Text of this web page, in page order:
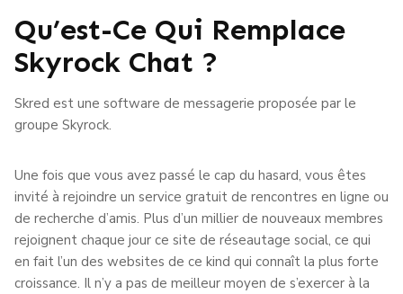
Qu’est-Ce Qui Remplace
Skyrock Chat ?
Skred est une software de messagerie proposée par le
groupe Skyrock.
Une fois que vous avez passé le cap du hasard, vous êtes
invité à rejoindre un service gratuit de rencontres en ligne ou
de recherche d’amis. Plus d’un millier de nouveaux membres
rejoignent chaque jour ce site de réseautage social, ce qui
en fait l’un des websites de ce kind qui connaît la plus forte
croissance. Il n’y a pas de meilleur moyen de s’exercer à la